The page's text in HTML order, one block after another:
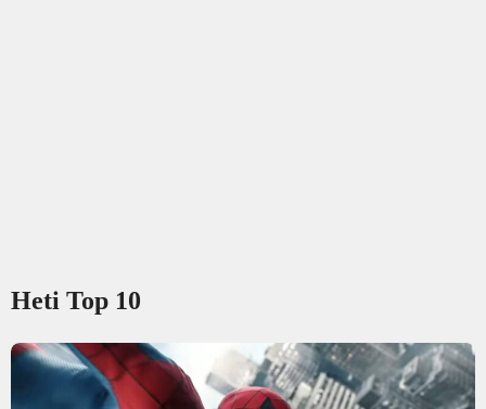
Heti Top 10